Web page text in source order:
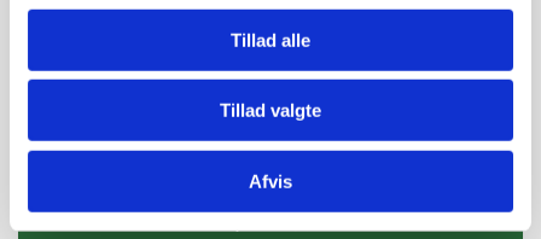
Tillad alle
Tillad valgte
Afvis
Modtag vores nyhedsbrev